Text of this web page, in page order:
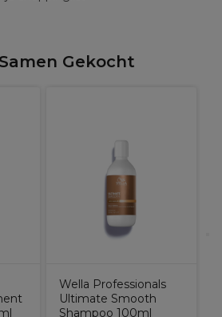
Gekocht
Wella Professionals
Ultimate Smooth
Shampoo 100ml